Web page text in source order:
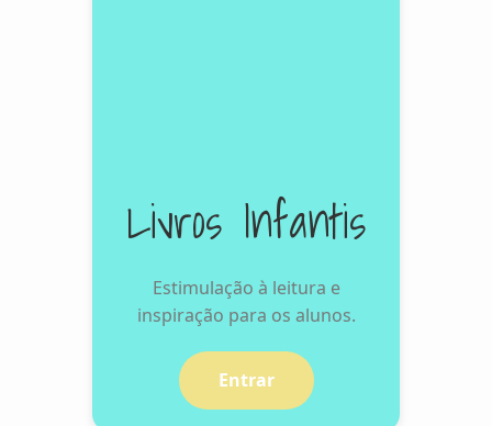
Livros Infantis
Estimulação à leitura e
inspiração para os alunos.
Entrar